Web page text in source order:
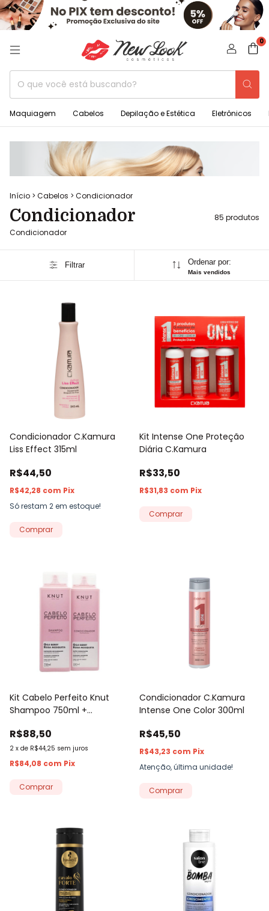
0
Maquiagem Cabelos Depilação e Estética Eletrônicos
Início > Cabelos > Condicionador
Condicionador
85 produtos
Condicionador
Filtrar Ordenar por:
Mais vendidos
Condicionador C.Kamura
Liss Effect 315ml
R$44,50
R$42,28 com Pix
Só restam 2em estoque!
Kit Intense One Proteção
Diária C.Kamura
R$33,50
R$31,83 com Pix
Kit Cabelo Perfeito Knut
Shampoo 750ml +
R$88,50
2 x de R$44,25 sem juros
R$84,08 com Pix
Condicionador C.Kamura
Intense One Color 300ml
R$45,50
R$43,23 com Pix
Atenção, última unidade!